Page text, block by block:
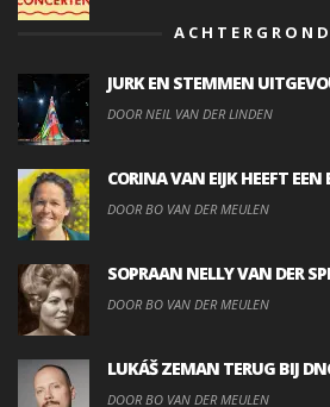
JURK EN STEMMEN
DOOR NEIL VAN DER LINDEN
CORINA VAN EIJK HEEFT EEN
DOOR BO VAN DER MEULEN
SOPRAAN NELLY VAN DER
DOOR BO VAN DER MEULEN
LUKÁŠ ZEMAN TERUG BIJ
DOOR BO VAN DER MEULEN